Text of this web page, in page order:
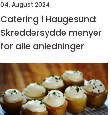
04. August 2024
Catering i Haugesund:
Skreddersydde menyer
for alle anledninger